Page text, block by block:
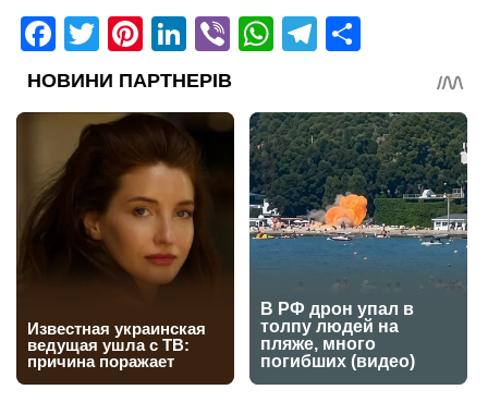
Facebook
Twitter
Pinterest
LinkedIn
ViberWhatsApp
Telegram